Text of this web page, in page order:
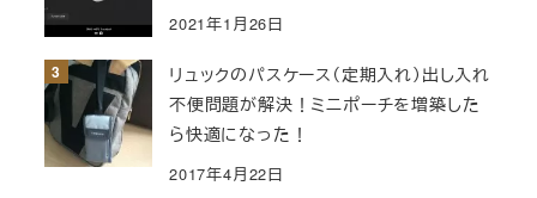
2021年1月26日
リュックのパスケース（定期入れ）出し入れ
不便問題が解決！ミニポーチを増築した
ら快適になった！
2017年4月22日